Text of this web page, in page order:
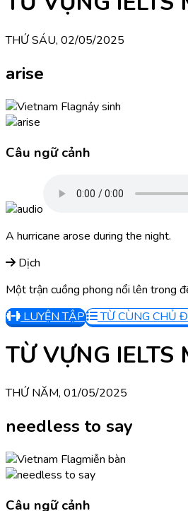
THỨ SÁU, 02/05/2025
arise
nảy sinh
Câu ngữ cảnh
A hurricane arose during the night.
Dịch
Một trận cuồng phong nổi lên trong
LUYỆN TẬP
TỪ CÙNG CHỦ
TỪ VỰNG IELTS
THỨ NĂM, 01/05/2025
needless to say
miễn bàn
Câu ngữ cảnh